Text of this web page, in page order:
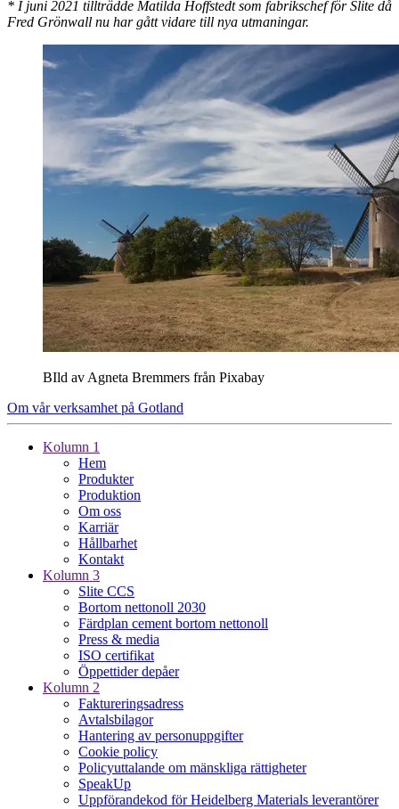
* I juni 2021 tillträdde Matilda Hoffstedt som fabrikschef för Slite då
Fred Grönwall nu har gått vidare till nya utmaningar.
BIld av Agneta Bremmers från Pixabay
Om vår verksamhet på Gotland
Kolumn 1
Hem
Produkter
Produktion
Om oss
Karriär
Hållbarhet
Kontakt
Kolumn 3
Slite CCS
Bortom nettonoll 2030
Färdplan cement bortom nettonoll
Press & media
ISO certifikat
Öppettider depåer
Kolumn 2
Faktureringsadress
Avtalsbilagor
Hantering av personuppgifter
Cookie policy
Policyuttalande om mänskliga rättigheter
SpeakUp
Uppförandekod för Heidelberg Materials leverantörer